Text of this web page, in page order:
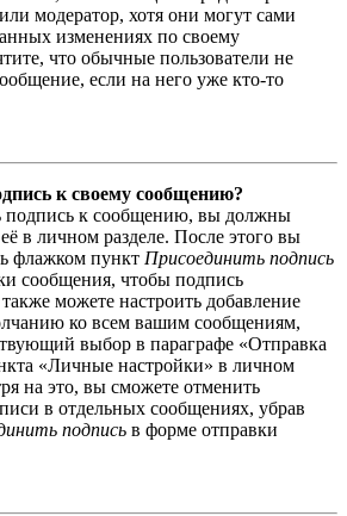
модератор, хотя они могут сами
изменениях по своему
что обычные пользователи не
если на него уже кто-то
к своему сообщению?
подпись к сообщению, вы должны
её в личном разделе. После этого вы
флажком пункт Присоединить подпись
сообщения, чтобы подпись
можете настроить добавление
ко всем вашим сообщениям,
выбор в параграфе «Отправка
«Личные настройки» в личном
на это, вы сможете отменить
в отдельных сообщениях, убрав
подпись в форме отправки